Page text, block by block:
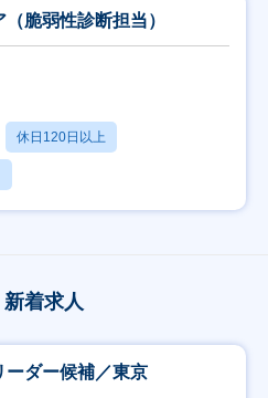
脆弱性診断担当）
休日120日以上
新着求人
ーダー候補／東京